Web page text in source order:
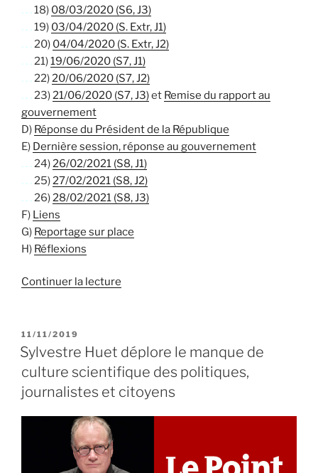
. . . 18) 08/03/2020 (S6, J3)
. . . 19) 03/04/2020 (S. Extr, J1)
. . . 20) 04/04/2020 (S. Extr, J2)
. . . 21)19/06/2020 (S7, J1)
. . . 22) 20/06/2020 (S7, J2)
. . . 23) 21/06/2020 (S7, J3)et Remise du rapport au
gouvernement
D) Réponse du Président de la République
E) Dernière session, réponse au gouvernement
. . . 24) 26/02/2021 (S8, J1)
. . . 25) 27/02/2021 (S8, J2)
. . . 26) 28/02/2021 (S8, J3)
F) Liens
G) Reportage sur place
H) Réflexions
Continuer la lecture
le
Climat »
PUBLIÉ
LE
11/11/2019
Sylvestre Huet déplore le manque de
culture scientifique des politiques,
journalistes et citoyens